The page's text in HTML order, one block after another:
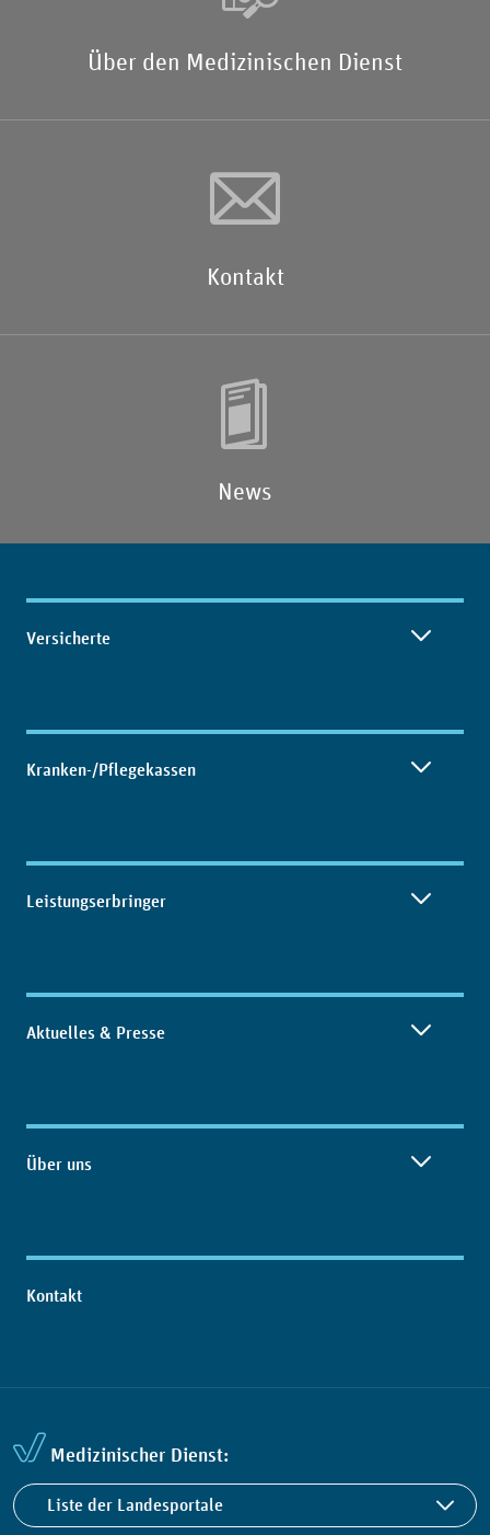
Über den Medizinischen Dienst
Kontakt
News
Inhaltsübersicht
Versicherte
Kranken-/Pflegekassen
Leistungserbringer
Aktuelles & Presse
Über uns
Kontakt
Medizinischer Dienst:
Liste der Landesportale